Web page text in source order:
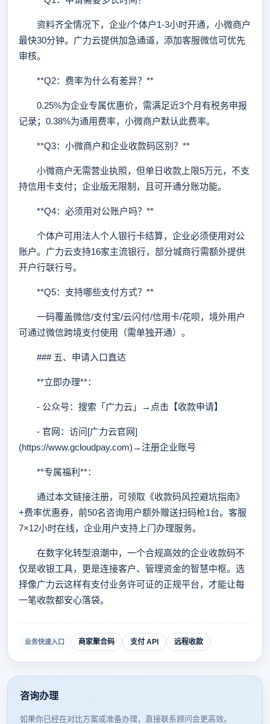
资料齐全情况下，企业/个体户1-3小时开通，小微商户
最快30分钟。广力云提供加急通道，添加客服微信可优先
审核。
**Q2：费率为什么有差异？**
0.25%为企业专属优惠价，需满足近3个月有税务申报
记录；0.38%为通用费率，小微商户默认此费率。
**Q3：小微商户和企业收款码区别？**
小微商户无需营业执照，但单日收款上限5万元，不支
持信用卡支付；企业版无限制，且可开通分账功能。
**Q4：必须用对公账户吗？**
个体户可用法人个人银行卡结算，企业必须使用对公
账户。广力云支持16家主流银行，部分城商行需额外提供
开户行联行号。
**Q5：支持哪些支付方式？**
一码覆盖微信/支付宝/云闪付/信用卡/花呗，境外用户
可通过微信跨境支付使用（需单独开通）。
### 五、申请入口直达
**立即办理**：
- 公众号：搜索「广力云」→点击【收款申请】
- 官网：访问[广力云官网]
(https://www.gcloudpay.com)→注册企业账号
**专属福利**：
通过本文链接注册，可领取《收款码风控避坑指南》
+费率优惠券，前50名咨询用户额外赠送扫码枪1台。客服
7×12小时在线，企业用户支持上门办理服务。
在数字化转型浪潮中，一个合规高效的企业收款码不
仅是收银工具，更是连接客户、管理资金的智慧中枢。选
择像广力云这样有支付业务许可证的正规平台，才能让每
一笔收款都安心落袋。
业务快速入口 商家聚合码 支付 API 远程收款
咨询办理
如果你已经在对比方案或准备办理，直接联系顾问会更高效。